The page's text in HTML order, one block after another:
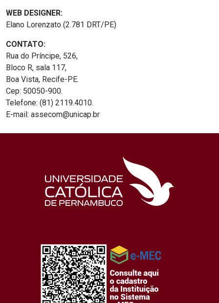
WEB DESIGNER:
Elano Lorenzato (2.781 DRT/PE)
CONTATO:
Rua do Príncipe, 526,
Bloco R, sala 117,
Boa Vista, Recife-PE.
Cep: 50050-900.
Telefone: (81) 2119.4010.
E-mail: assecom@unicap.br